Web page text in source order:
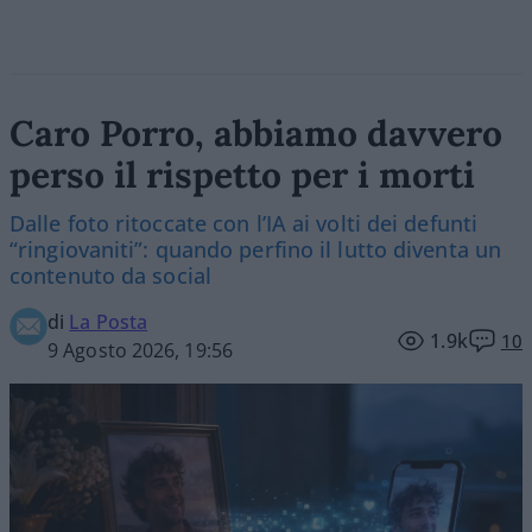
Caro Porro, abbiamo davvero
perso il rispetto per i morti
Dalle foto ritoccate con l’IA ai volti dei defunti
“ringiovaniti”: quando perfino il lutto diventa un
contenuto da social
di La Posta
9 Agosto 2026, 19:56
1.9k 10